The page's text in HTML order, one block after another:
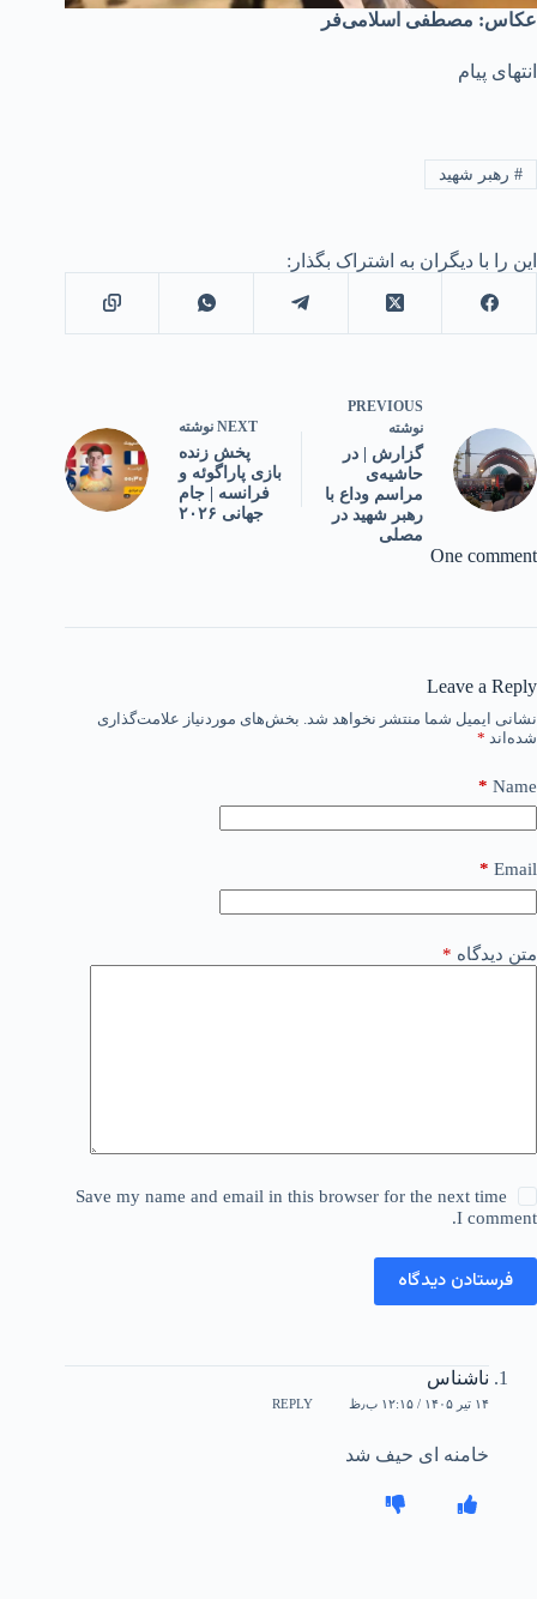
عکاس: مصطفی اسلامی‌فر
انتهای پیام
#رهبر شهید
این را با دیگران به اشتراک بگذار:
PREVIOUS
نوشته
گزارش | در
حاشیه‌ی
مراسم وداع با
رهبر شهید در
مصلی
NEXT نوشته
پخش زنده
بازی پاراگوئه و
فرانسه | جام
جهانی ۲۰۲۶
One comment
Leave a Reply
نشانی ایمیل شما منتشر نخواهد شد. بخش‌های موردنیاز علامت‌گذاری
شده‌اند *
Name
*
Email
*
متن دیدگاه *
Save my name and email in this browser for the next time
I comment.
فرستادن دیدگاه
ناشناس
۱۴ تیر ۱۴۰۵ / ۱۲:۱۵ ب٫ظ REPLY
خامنه ای حیف شد